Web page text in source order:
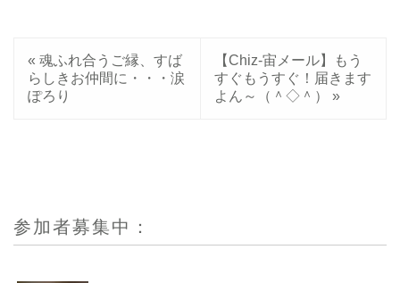
« 魂ふれ合うご縁、すば
らしきお仲間に・・・涙
ぽろり
【Chiz-宙メール】もう
すぐもうすぐ！届きます
よん～（＾◇＾）
»
参加者募集中：